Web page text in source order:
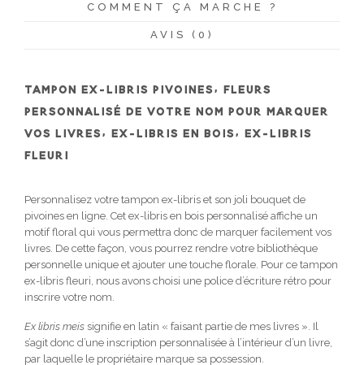
COMMENT ÇA MARCHE ?
AVIS (0)
TAMPON EX-LIBRIS PIVOINES, FLEURS
PERSONNALISÉ DE VOTRE NOM POUR MARQUER
VOS LIVRES, EX-LIBRIS EN BOIS, EX-LIBRIS
FLEURI
Personnalisez votre tampon ex-libris et son joli bouquet de
pivoines en ligne. Cet ex-libris en bois personnalisé affiche un
motif floral qui vous permettra donc de marquer facilement vos
livres. De cette façon, vous pourrez rendre votre bibliothèque
personnelle unique et ajouter une touche florale. Pour ce tampon
ex-libris fleuri, nous avons choisi une police d’écriture rétro pour
inscrire votre nom.
Ex libris meis signifie en latin « faisant partie de mes livres ». Il
s’agit donc d’une inscription personnalisée à l’intérieur d’un livre,
par laquelle le propriétaire marque sa possession.